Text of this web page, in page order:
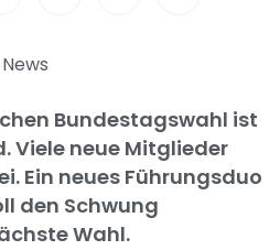
Bundestagswahl ist
Viele neue Mitglieder
Ein neues Führungsduo
den Schwung
Wahl.